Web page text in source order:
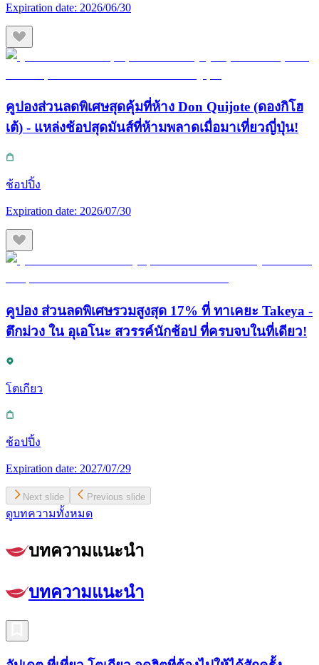
Expiration date: 2026/06/30
คูปองส่วนลดพิเศษสุดคุ้มที่ห้าง Don Quijote (ดองกิโฮ
เต้) - แหล่งช้อปสุดมันส์ที่ห้ามพลาดเมื่อมาเที่ยวญี่ปุ่น!
ช้อปปิ้ง
Expiration date: 2026/07/30
คูปอง ส่วนลดพิเศษรวมสูงสุด 17% ที่ ทาเคยะ Takeya -
ตึกม่วง ใน อุเอโนะ สวรรค์นักช้อป ที่ครบจบในที่เดียว!
โตเกียว
ช้อปปิ้ง
Expiration date: 2027/07/29
Next slide Previous slide
ดูบทความทั้งหมด
บทความแนะนำ
บทความแนะนำ